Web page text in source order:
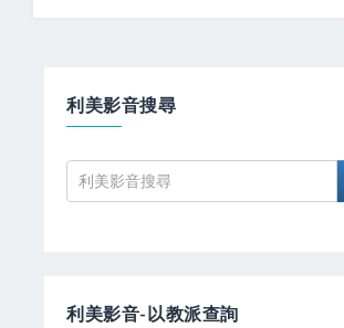
利美影音搜尋
利美影音-以教派查詢